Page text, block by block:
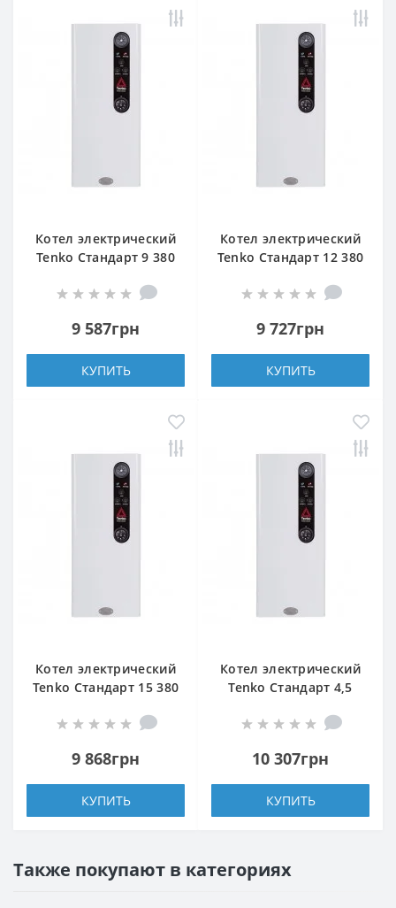
Котел электрический
Tenko Стандарт 9 380
9 587грн
КУПИТЬ
Котел электрический
Tenko Стандарт 12 380
9 727грн
КУПИТЬ
Котел электрический
Tenko Стандарт 15 380
9 868грн
КУПИТЬ
Котел электрический
Tenko Стандарт 4,5
10 307грн
КУПИТЬ
Также покупают в категориях